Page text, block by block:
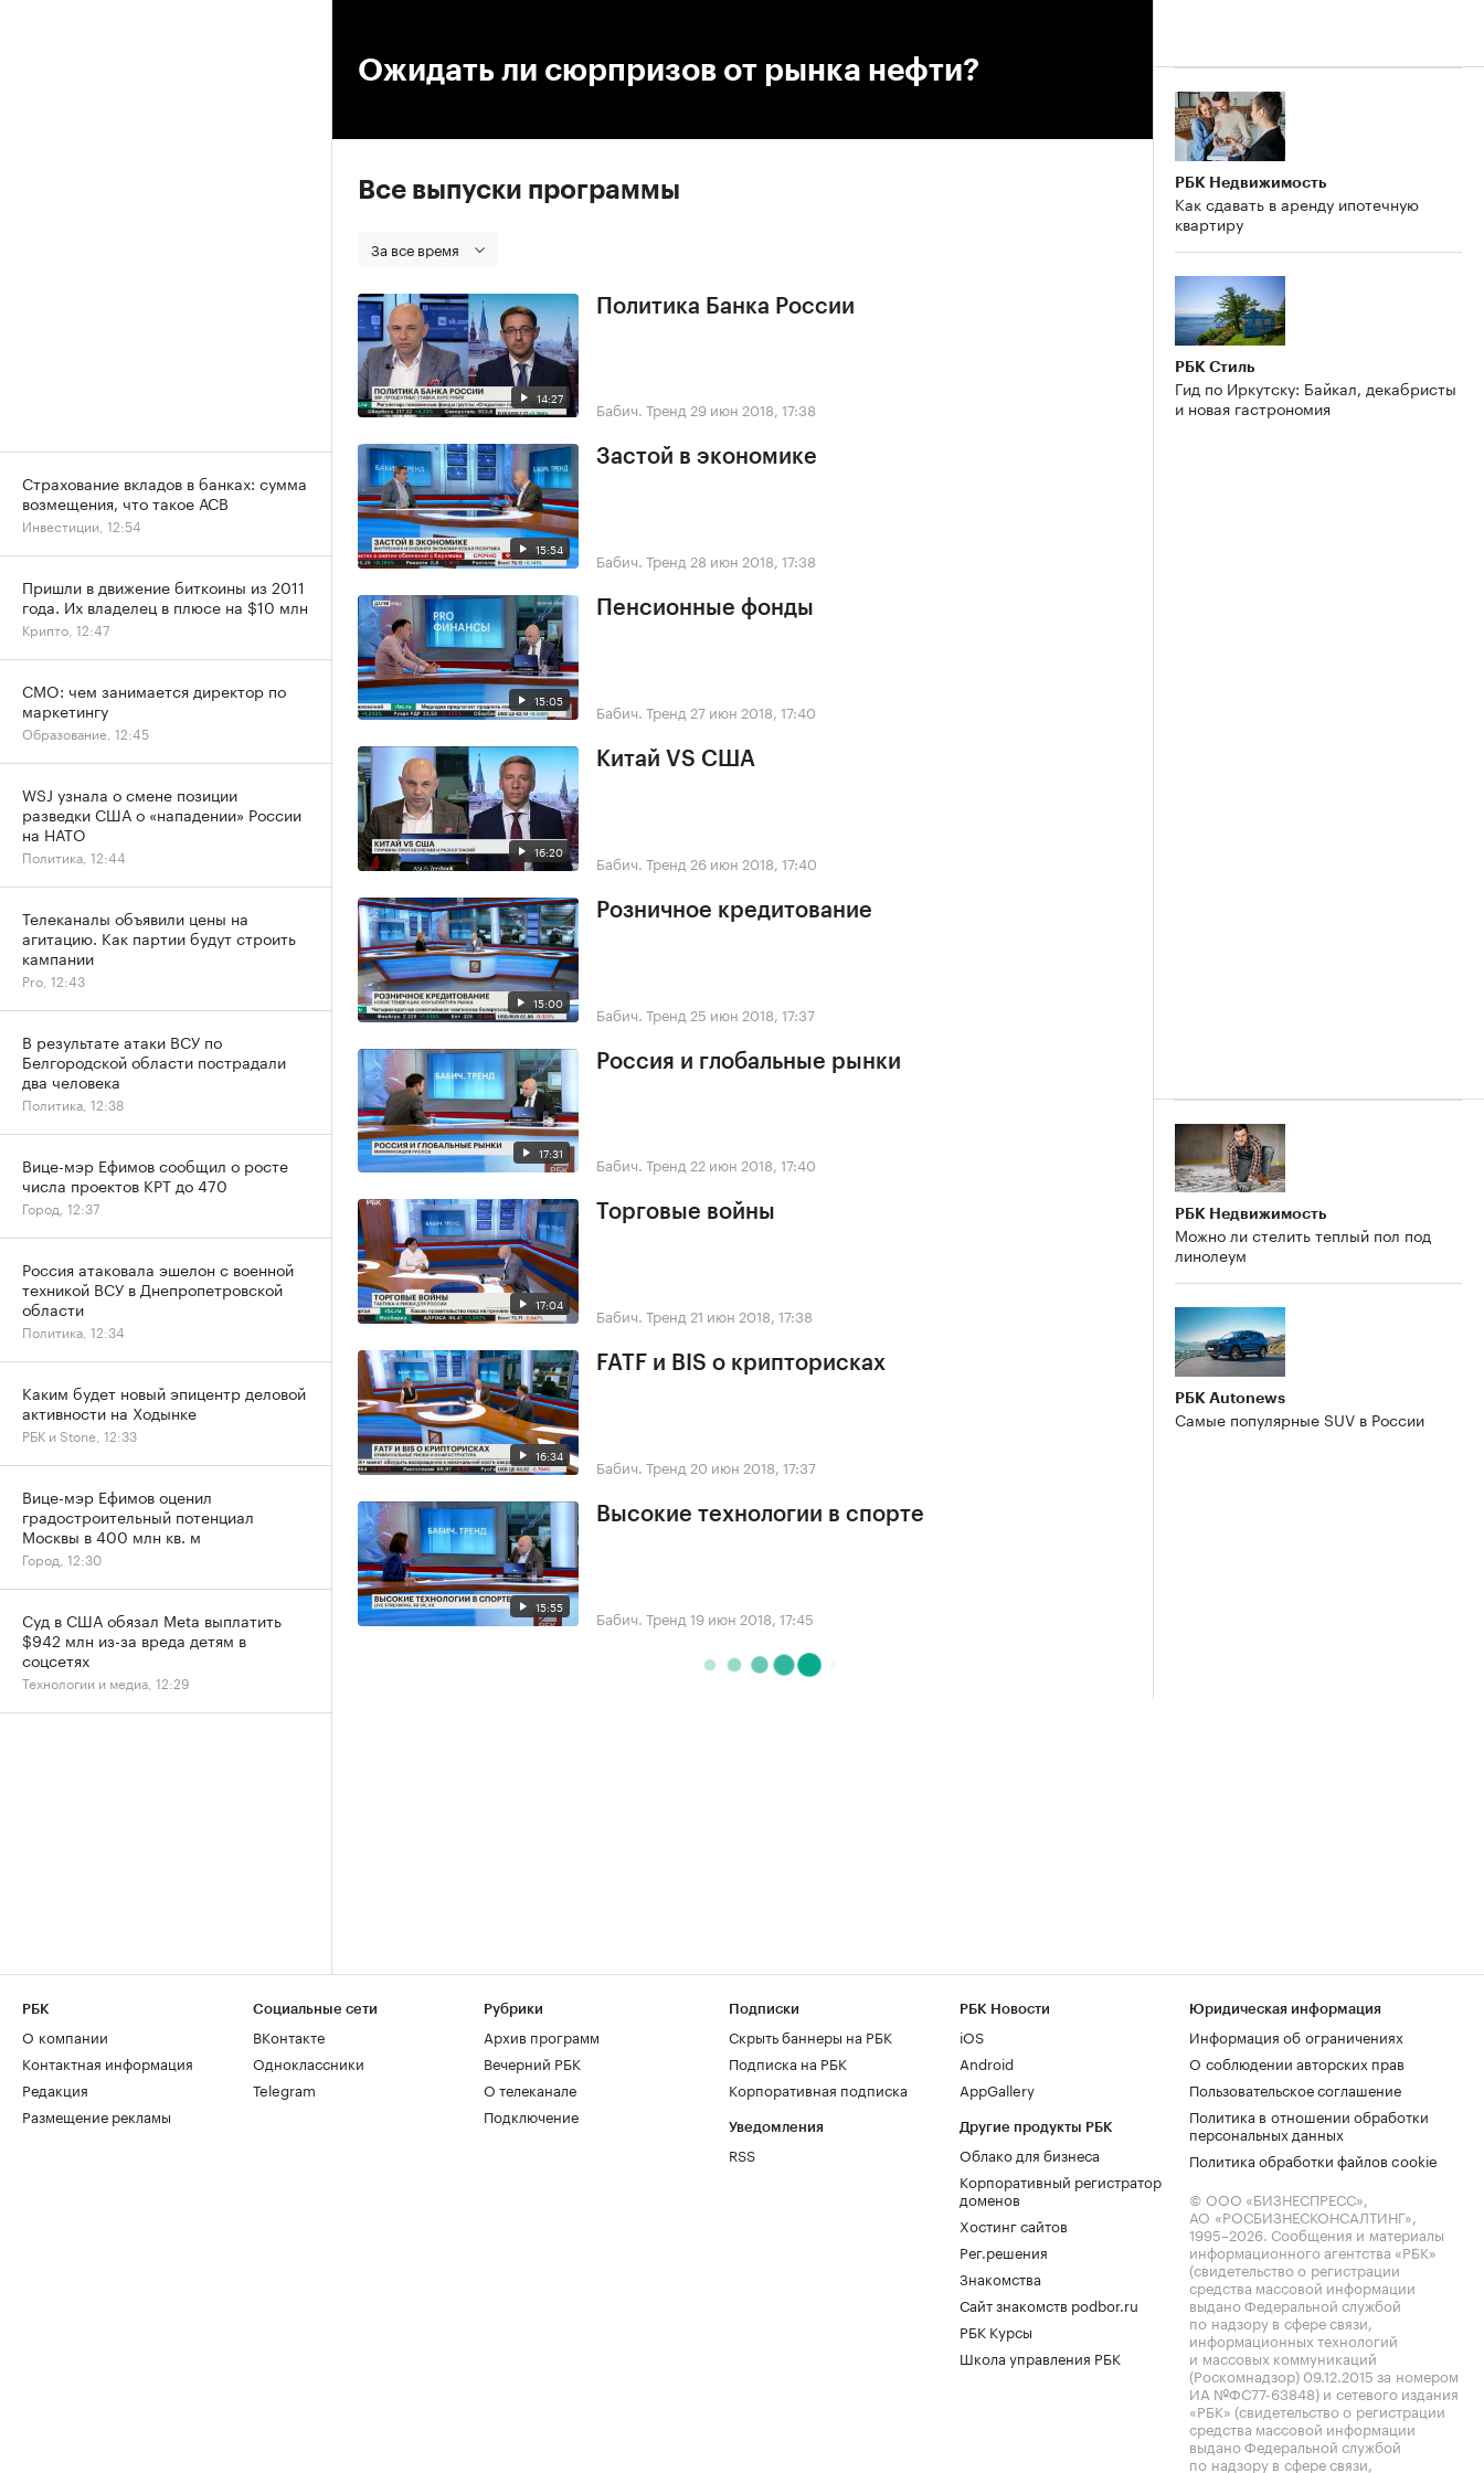
Ожидать ли сюрпризов от рынка нефти?
Все выпуски программы
За все время
14:27
Политика Банка России
Бабич. Тренд 29 июн 2018, 17:38
15:54
Застой в экономике
Бабич. Тренд 28 июн 2018, 17:38
15:05
Пенсионные фонды
Бабич. Тренд 27 июн 2018, 17:40
16:20
Китай VS США
Бабич. Тренд 26 июн 2018, 17:40
15:00
Розничное кредитование
Бабич. Тренд 25 июн 2018, 17:37
17:31
Россия и глобальные рынки
Бабич. Тренд 22 июн 2018, 17:40
17:04
Торговые войны
Бабич. Тренд 21 июн 2018, 17:38
16:34
FATF и BIS о крипторисках
Бабич. Тренд 20 июн 2018, 17:37
15:55
Высокие технологии в спорте
Бабич. Тренд 19 июн 2018, 17:45
РБК Недвижимость
Как сдавать в аренду ипотечную
квартиру
РБК Стиль
Гид по Иркутску: Байкал, декабристы
и новая гастрономия
РБК Недвижимость
Можно ли стелить теплый пол под
линолеум
РБК Autonews
Самые популярные SUV в России
Страхование вкладов в банках: сумма
возмещения, что такое АСВ
Инвестиции, 12:54
Пришли в движение биткоины из 2011
года. Их владелец в плюсе на $10 млн
Крипто, 12:47
CMO: чем занимается директор по
маркетингу
Образование, 12:45
WSJ узнала о смене позиции
разведки США о «нападении» России
на НАТО
Политика, 12:44
Телеканалы объявили цены на
агитацию. Как партии будут строить
кампании
Pro, 12:43
В результате атаки ВСУ по
Белгородской области пострадали
два человека
Политика, 12:38
Вице-мэр Ефимов сообщил о росте
числа проектов КРТ до 470
Город, 12:37
Россия атаковала эшелон с военной
техникой ВСУ в Днепропетровской
области
Политика, 12:34
Каким будет новый эпицентр деловой
активности на Ходынке
РБК и Stone, 12:33
Вице-мэр Ефимов оценил
градостроительный потенциал
Москвы в 400 млн кв. м
Город, 12:30
Суд в США обязал Meta выплатить
$942 млн из-за вреда детям в
соцсетях
Технологии и медиа, 12:29
РБК
О компании
Контактная информация
Редакция
Размещение рекламы
Социальные сети
ВКонтакте
Одноклассники
Telegram
Рубрики
Архив программ
Вечерний РБК
О телеканале
Подключение
Подписки
Скрыть баннеры на РБК
Подписка на РБК
Корпоративная подписка
Уведомления
RSS
РБК Новости
iOS
Android
AppGallery
Другие продукты РБК
Облако для бизнеса
Корпоративный регистратор
доменов
Хостинг сайтов
Рег.решения
Знакомства
Сайт знакомств podbor.ru
РБК Курсы
Школа управления РБК
Юридическая информация
Информация об ограничениях
О соблюдении авторских прав
Пользовательское соглашение
Политика в отношении обработки
персональных данных
Политика обработки файлов cookie
© ООО «БИЗНЕСПРЕСС»,
АО «РОСБИЗНЕСКОНСАЛТИНГ»,
1995–2026. Сообщения и материалы
информационного агентства «РБК»
(свидетельство о регистрации
средства массовой информации
выдано Федеральной службой
по надзору в сфере связи,
информационных технологий
и массовых коммуникаций
(Роскомнадзор) 09.12.2015 за номером
ИА №ФС77-63848) и сетевого издания
«РБК» (свидетельство о регистрации
средства массовой информации
выдано Федеральной службой
по надзору в сфере связи,